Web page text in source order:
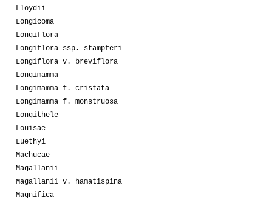
Lloydii
Longicoma
Longiflora
Longiflora ssp. stampferi
Longiflora v. breviflora
Longimamma
Longimamma f. cristata
Longimamma f. monstruosa
Longithele
Louisae
Luethyi
Machucae
Magallanii
Magallanii v. hamatispina
Magnifica